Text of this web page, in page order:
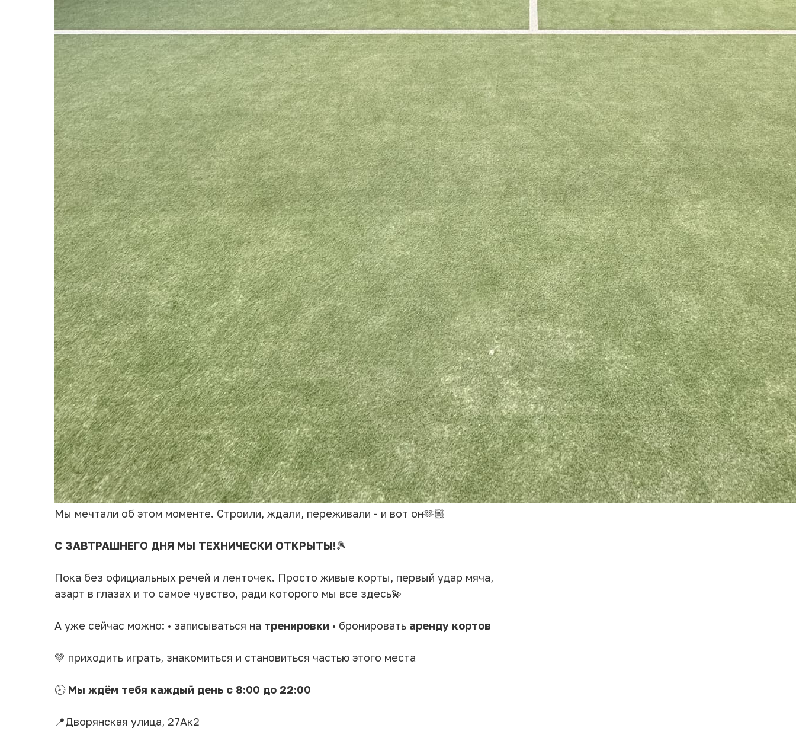
Мы мечтали об этом моменте. Строили, ждали, переживали - и вот он🫶🏼
С ЗАВТРАШНЕГО ДНЯ МЫ ТЕХНИЧЕСКИ ОТКРЫТЫ!🎾
Пока без официальных речей и ленточек. Просто живые корты, первый удар мяча,
азарт в глазах и то самое чувство, ради которого мы все здесь💫
А уже сейчас можно: • записываться на тренировки • бронировать аренду кортов
💚 приходить играть, знакомиться и становиться частью этого места
🕗 Мы ждём тебя каждый день с 8:00 до 22:00
📍Дворянская улица, 27Ак2